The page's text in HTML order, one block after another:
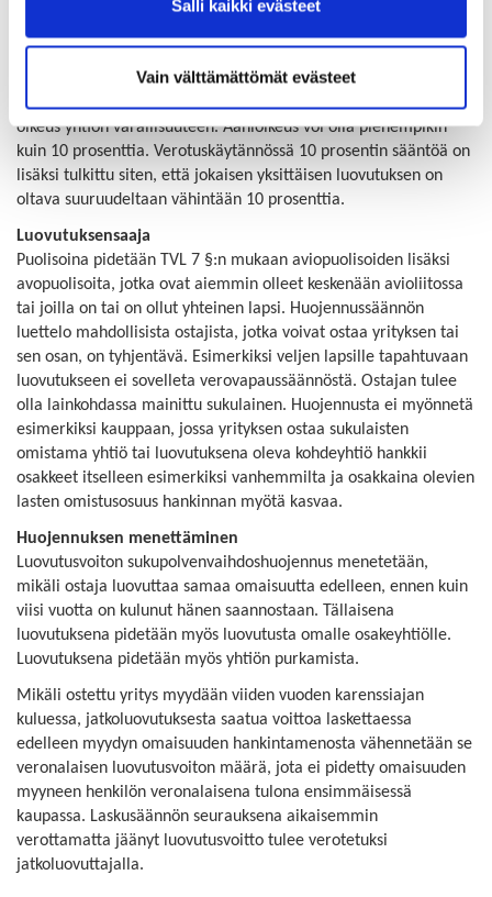
Salli kaikki evästeet
Vain välttämättömät evästeet
Vähintään 10 prosentin omistusosuus
avoimen tai kommandiittiyhtiön osuus, kaupan kohteena tulee
olla vähintään 10 prosentin osuus yhtiön varallisuuteen.
Esimerkiksi osakeyhtiössä ratkaisevaa on osakkeiden tuottama
oikeus yhtiön varallisuuteen. Äänioikeus voi olla pienempikin
kuin 10 prosenttia. Verotuskäytännössä 10 prosentin sääntöä on
lisäksi tulkittu siten, että jokaisen yksittäisen luovutuksen on
oltava suuruudeltaan vähintään 10 prosenttia.
Luovutuksensaaja
Puolisoina pidetään TVL 7 §:n mukaan aviopuolisoiden lisäksi
avopuolisoita, jotka ovat aiemmin olleet keskenään avioliitossa
tai joilla on tai on ollut yhteinen lapsi. Huojennussäännön
luettelo mahdollisista ostajista, jotka voivat ostaa yrityksen tai
sen osan, on tyhjentävä. Esimerkiksi veljen lapsille tapahtuvaan
luovutukseen ei sovelleta verovapaussäännöstä. Ostajan tulee
olla lainkohdassa mainittu sukulainen. Huojennusta ei myönnetä
esimerkiksi kauppaan, jossa yrityksen ostaa sukulaisten
omistama yhtiö tai luovutuksena oleva kohdeyhtiö hankkii
osakkeet itselleen esimerkiksi vanhemmilta ja osakkaina olevien
lasten omistusosuus hankinnan myötä kasvaa.
Huojennuksen menettäminen
Luovutusvoiton sukupolvenvaihdoshuojennus menetetään,
mikäli ostaja luovuttaa samaa omaisuutta edelleen, ennen kuin
viisi vuotta on kulunut hänen saannostaan. Tällaisena
luovutuksena pidetään myös luovutusta omalle osakeyhtiölle.
Luovutuksena pidetään myös yhtiön purkamista.
Mikäli ostettu yritys myydään viiden vuoden karenssiajan
kuluessa, jatkoluovutuksesta saatua voittoa laskettaessa
edelleen myydyn omaisuuden hankintamenosta vähennetään se
veronalaisen luovutusvoiton määrä, jota ei pidetty omaisuuden
myyneen henkilön veronalaisena tulona ensimmäisessä
kaupassa. Laskusäännön seurauksena aikaisemmin
verottamatta jäänyt luovutusvoitto tulee verotetuksi
jatkoluovuttajalla.